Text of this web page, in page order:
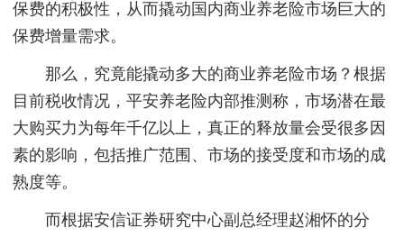
保费的积极性，从而撬动国内商业养老险市场巨大的
保费增量需求。
那么，究竟能撬动多大的商业养老险市场？根据
目前税收情况，平安养老险内部推测称，市场潜在最
大购买力为每年千亿以上，真正的释放量会受很多因
素的影响，包括推广范围、市场的接受度和市场的成
熟度等。
而根据安信证券研究中心副总经理赵湘怀的分